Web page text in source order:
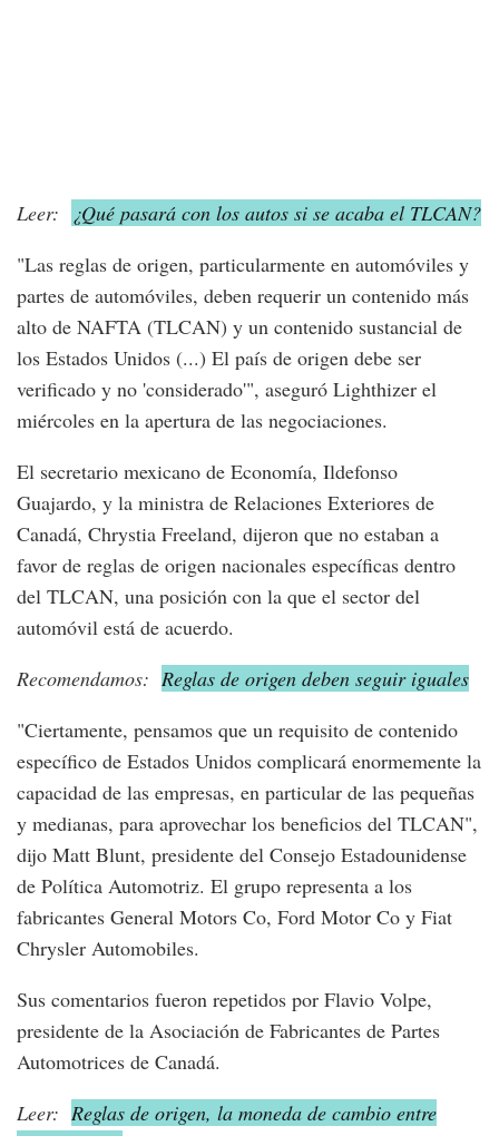
Leer:
¿Qué pasará con los autos si se acaba el TLCAN?
"Las reglas de origen, particularmente en automóviles y
partes de automóviles, deben requerir un contenido más
alto de NAFTA (TLCAN) y un contenido sustancial de
los Estados Unidos (...) El país de origen debe ser
verificado y no 'considerado'", aseguró Lighthizer el
miércoles en la apertura de las negociaciones.
El secretario mexicano de Economía, Ildefonso
Guajardo, y la ministra de Relaciones Exteriores de
Canadá, Chrystia Freeland, dijeron que no estaban a
favor de reglas de origen nacionales específicas dentro
del TLCAN, una posición con la que el sector del
automóvil está de acuerdo.
Recomendamos: Reglas de origen deben seguir iguales
"Ciertamente, pensamos que un requisito de contenido
específico de Estados Unidos complicará enormemente la
capacidad de las empresas, en particular de las pequeñas
y medianas, para aprovechar los beneficios del TLCAN",
dijo Matt Blunt, presidente del Consejo Estadounidense
de Política Automotriz. El grupo representa a los
fabricantes General Motors Co, Ford Motor Co y Fiat
Chrysler Automobiles.
Sus comentarios fueron repetidos por Flavio Volpe,
presidente de la Asociación de Fabricantes de Partes
Automotrices de Canadá.
Leer: Reglas de origen, la moneda de cambio entre